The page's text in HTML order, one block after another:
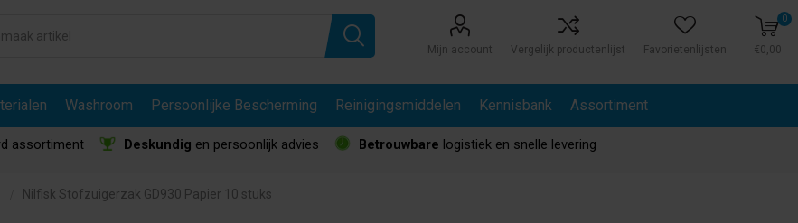
Mijn account Vergelijk productenlijst Favorietenlijsten
0
€0,00
Washroom Persoonlijke Bescherming Reinigingsmiddelen Kennisbank Assortiment
assortiment Deskundig en persoonlijk advies Betrouwbare logistiek en snelle levering
Nilfisk Stofzuigerzak GD930 Papier 10 stuks